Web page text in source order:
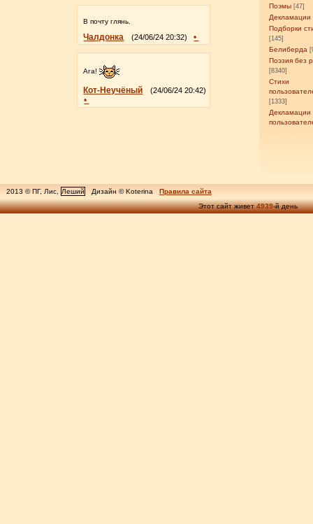
Поэмы [47]
Декламации
Подборки
[145]
Белиберда
Поэзия без
[8340]
Стихи
[1333]
Декламации
В почту глянь.
Чалдонка (24/06/24 20:32) •
Ага!
Кот-Неучёный (24/06/24 20:42)
•
2013 © ПГ, Лис, Леший Дизайн © Koterina
Правила сайта
Этот сайт живет4939-й день